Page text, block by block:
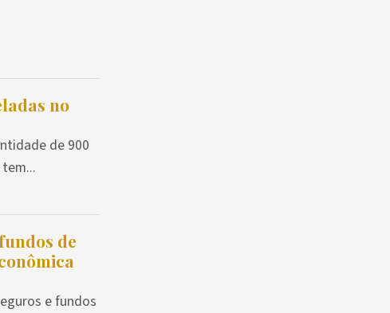
no
de 900
de
e fundos